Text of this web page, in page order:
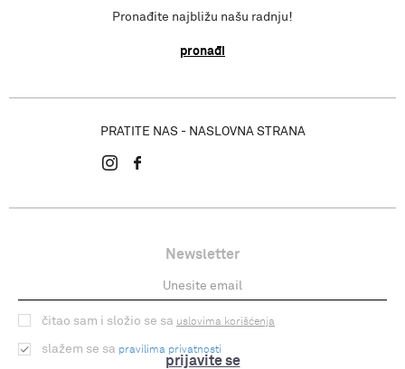
Pronađite najbližu našu radnju!
pronađi
PRATITE NAS - NASLOVNA STRANA
Newsletter
prijavite se
čitao sam i složio se sa uslovima korišćenja
slažem se sa pravilima privatnosti